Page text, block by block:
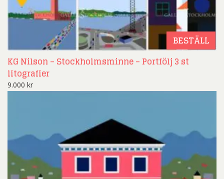
BESTÄLL
KG Nilson – Stockholmsminne – Portfölj 3 st
litografier
9.000 kr